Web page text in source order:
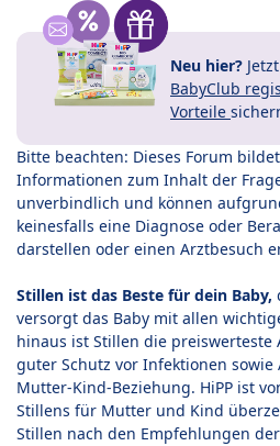
Neu hier? Jetzt
BabyClub
Vorteile
Bitte beachten: Dieses Forum
Informationen zum Inhalt der
unverbindlich und können
keinesfalls eine Diagnose oder
darstellen oder einen Arztbesuch
Stillen ist das Beste für dein Baby,
versorgt das Baby mit allen
hinaus ist Stillen die preiswerteste
guter Schutz vor Infektionen
Mutter-Kind-Beziehung. HiPP ist
Stillens für Mutter und Kind
Stillen nach den Empfehlungen